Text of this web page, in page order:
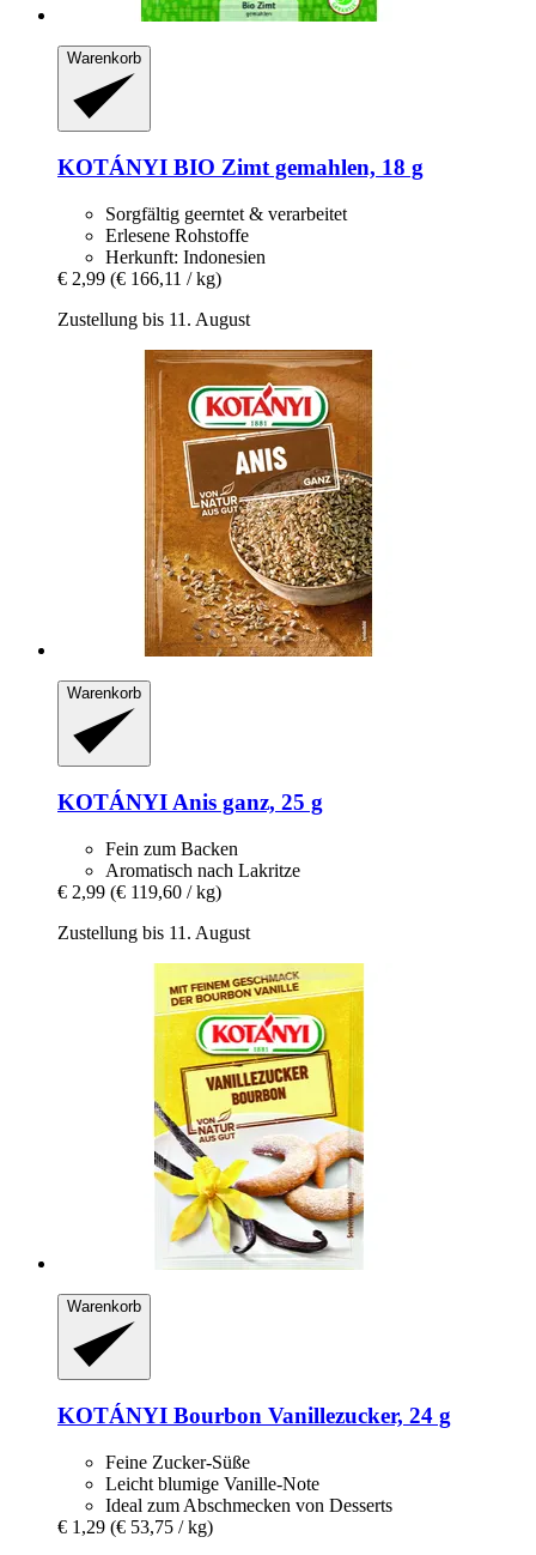
Warenkorb
KOTÁNYI BIO Zimt gemahlen, 18 g
Sorgfältig geerntet & verarbeitet
Erlesene Rohstoffe
Herkunft: Indonesien
€ 2,99 (€ 166,11 / kg)
Zustellung bis 11. August
Warenkorb
KOTÁNYI Anis ganz, 25 g
Fein zum Backen
Aromatisch nach Lakritze
€ 2,99 (€ 119,60 / kg)
Zustellung bis 11. August
Warenkorb
KOTÁNYI Bourbon Vanillezucker, 24 g
Feine Zucker-Süße
Leicht blumige Vanille-Note
Ideal zum Abschmecken von Desserts
€ 1,29 (€ 53,75 / kg)